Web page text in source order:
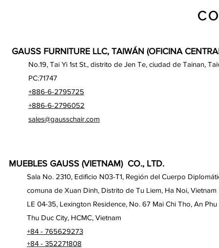
GAUSS FURNITURE LLC, TAIWÁN (OFICINA
No.19, Tai Yi 1st St., distrito de Jen Te, ciudad de Tainan,
PC:71747
+886-6-2795725
+886-6-2796052
sales@gausschair.com
MUEBLES GAUSS (VIETNAM) CO., LTD.
Sala No. 2310, Edificio N03-T1, Región del Cuerpo
comuna de Xuan Dinh, Distrito de Tu Liem, Ha Noi, Vietnam
LE 04-35, Lexington Residence, No. 67 Mai Chi Tho, An Phu
Thu Duc City, HCMC, Vietnam
+84 - 765629273
+84 - 352271808